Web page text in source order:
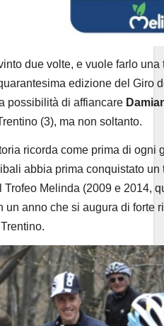
due volte, e vuole farlo
edizione del Giro
possibilità di affiancare
(3), ma non soltanto.
ricorda come prima di
abbia prima conquistato
Trofeo Melinda (2009 e 2014,
un anno che si augura di forte